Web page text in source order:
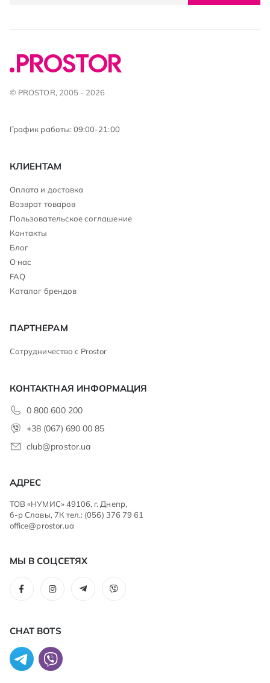
© PROSTOR, 2005 - 2026
График работы: 09:00-21:00
КЛИЕНТАМ
Оплата и доставка
Возврат товаров
Пользовательское соглашение
Контакты
Блог
О нас
FAQ
Каталог брендов
ПАРТНЕРАМ
Сотрудничество с Prostor
КОНТАКТНАЯ ИНФОРМАЦИЯ
0 800 600 200
+38 (067) 690 00 85
club@prostor.ua
АДРЕС
ТОВ «НУМИС» 49106, г. Днепр,
б-р Славы, 7К тел.: (056) 376 79 61
office@prostor.ua
МЫ В СОЦСЕТЯХ
CHAT BOTS